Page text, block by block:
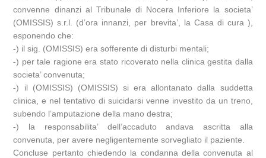
convenne dinanzi al Tribunale di Nocera Inferiore la societa’
(OMISSIS) s.r.l. (d’ora innanzi, per brevita’, la Casa di cura ),
esponendo che:
-) il sig. (OMISSIS) era sofferente di disturbi mentali;
-) per tale ragione era stato ricoverato nella clinica gestita dalla
societa’ convenuta;
-) il (OMISSIS) (OMISSIS) si era allontanato dalla suddetta
clinica, e nel tentativo di suicidarsi venne investito da un treno,
subendo l’amputazione della mano destra;
-) la responsabilita’ dell’accaduto andava ascritta alla
convenuta, per avere negligentemente sorvegliato il paziente.
Concluse pertanto chiedendo la condanna della convenuta al